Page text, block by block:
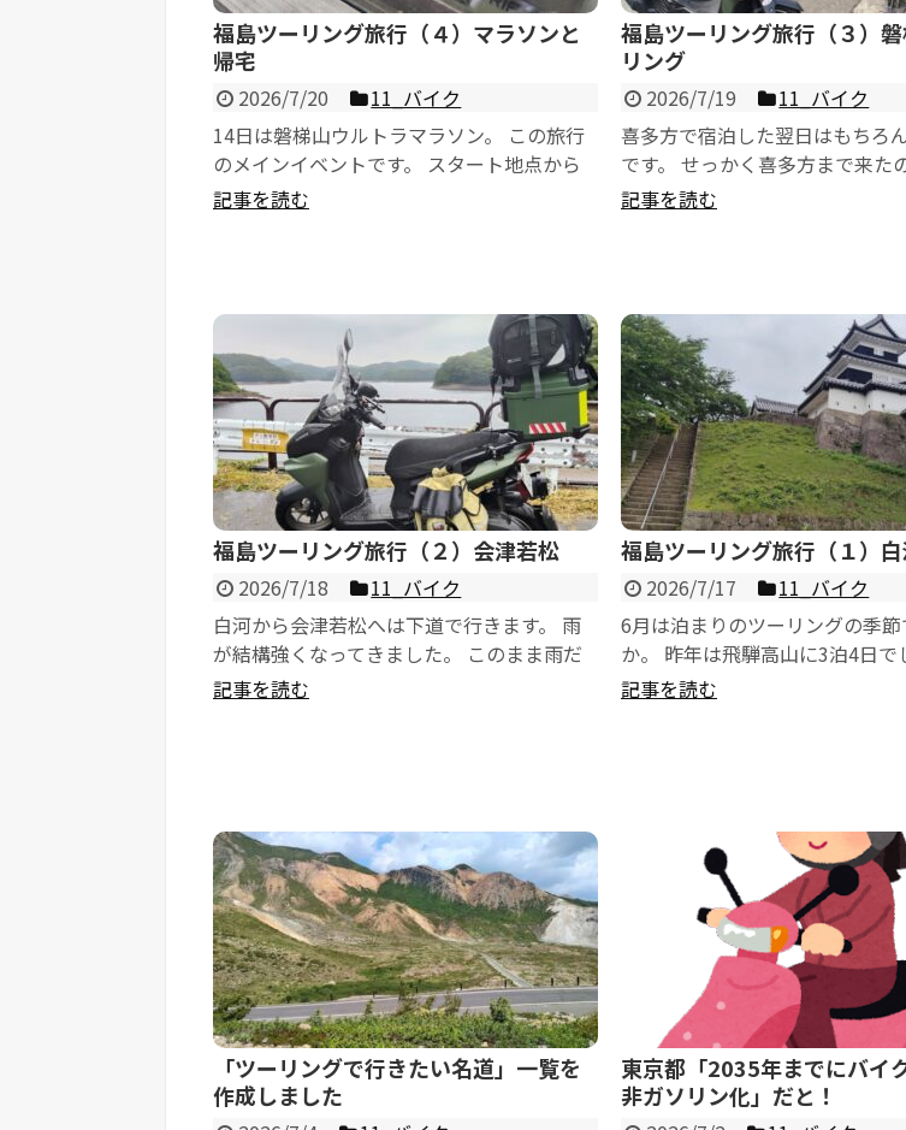
福島ツーリング旅行（４）マラソンと
帰宅
2026/7/20
11_バイク
14日は磐梯山ウルトラマラソン。 この旅行
のメインイベントです。 スタート地点から
ものすごい近い宿だったので、ギリギリまで
記事を読む
福島ツーリング旅行（３）
リング
2026/7/19
11_バイク
喜多方で宿泊した翌日はもちろ
です。 せっかく喜多方まで来た
と、一番有名な坂内食堂に行きま
記事を読む
福島ツーリング旅行（２）会津若松
2026/7/18
11_バイク
白河から会津若松へは下道で行きます。 雨
が結構強くなってきました。 このまま雨だ
と嫌だなぁと思いつつ走りましたが、徐々に
記事を読む
福島ツーリング旅行（１）
2026/7/17
11_バイク
6月は泊まりのツーリングの季節
か。 昨年は飛騨高山に3泊4日で
年は福島に3泊4日の予定で行きま
記事を読む
「ツーリングで行きたい名道」一覧を
作成しました
東京都「2035年までにバイ
非ガソリン化」だと！